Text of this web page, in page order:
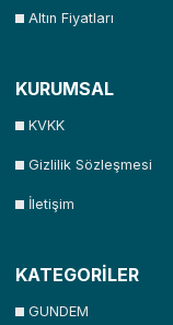
Altın Fiyatları
KURUMSAL
KVKK
Gizlilik Sözleşmesi
İletişim
KATEGORİLER
GUNDEM